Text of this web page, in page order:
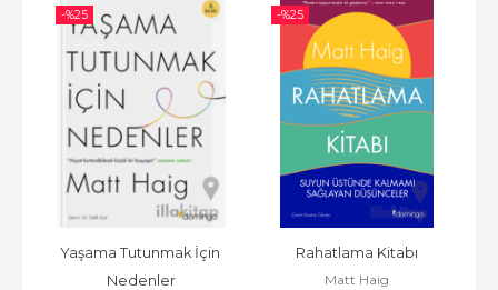
-%25
Yaşama Tutunmak İçin
Nedenler
-%25
Rahatlama Kitabı
Matt Haig